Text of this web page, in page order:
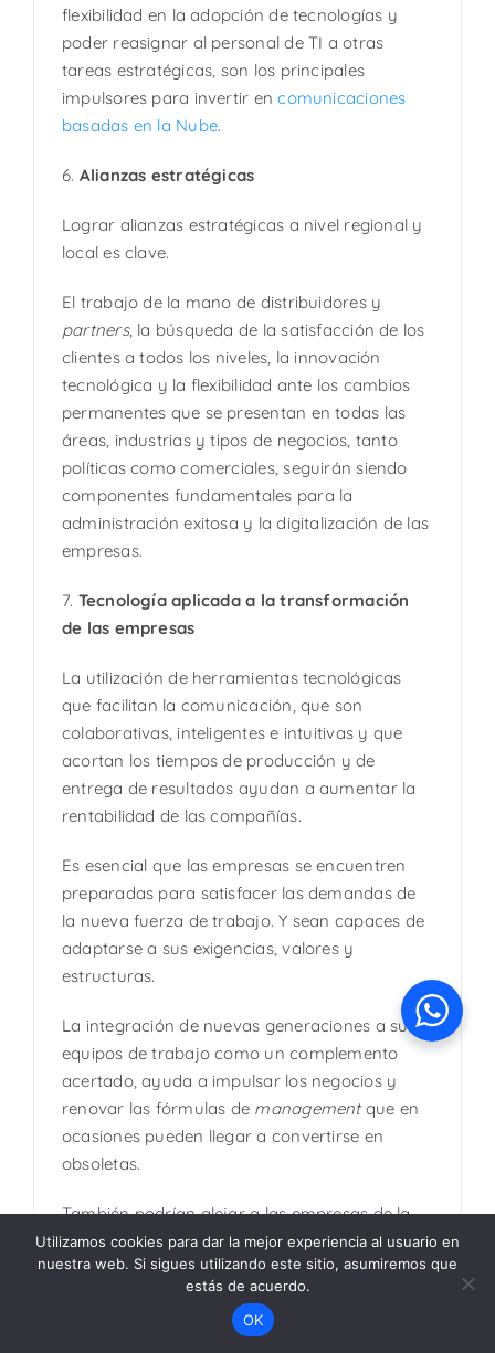
flexibilidad en la adopción de tecnologías y
poder reasignar al personal de TI a otras
tareas estratégicas, son los principales
impulsores para invertir encomunicaciones
basadas en la Nube.
6. Alianzas estratégicas
Lograr alianzas estratégicas a nivel regional y
local es clave.
El trabajo de la mano de distribuidores y
partners, la búsqueda de la satisfacción de los
clientes a todos los niveles, la innovación
tecnológica y la flexibilidad ante los cambios
permanentes que se presentan en todas las
áreas, industrias y tipos de negocios, tanto
políticas como comerciales, seguirán siendo
componentes fundamentales para la
administración exitosa y la digitalización de las
empresas.
7. Tecnología aplicada a la transformación
de las empresas
La utilización de herramientas tecnológicas
que facilitan la comunicación, que son
colaborativas, inteligentes e intuitivas y que
acortan los tiempos de producción y de
entrega de resultados ayudan a aumentar la
rentabilidad de las compañías.
Es esencial que las empresas se encuentren
preparadas para satisfacer las demandas de
la nueva fuerza de trabajo. Y sean capaces de
adaptarse a sus exigencias, valores y
estructuras.
La integración de nuevas generaciones a sus
equipos de trabajo como un complemento
acertado, ayuda a impulsar los negocios y
renovar las fórmulas de managementque en
ocasiones pueden llegar a convertirse en
obsoletas.
También podrían alejar a las empresas de la
posibilidad de aprovechar oportunidades que
les permita revitalizar los negocios con nuevas
ideas y participar en otras áreas de negocio.
Utilizamos cookies para dar la mejor experiencia al usuario en
nuestra web. Si sigues utilizando este sitio, asumiremos que
estás de acuerdo.
OK